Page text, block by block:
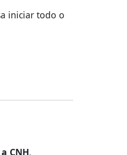
iniciar todo o
CNH.